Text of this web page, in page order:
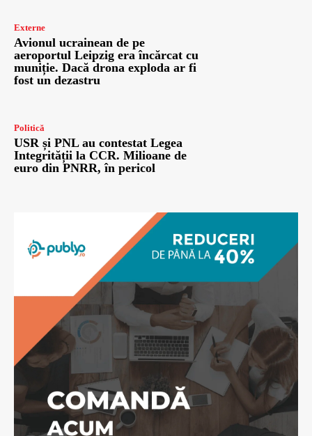
Externe
Avionul ucrainean de pe
aeroportul Leipzig era încărcat cu
muniție. Dacă drona exploda ar fi
fost un dezastru
Politică
USR și PNL au contestat Legea
Integrității la CCR. Milioane de
euro din PNRR, în pericol